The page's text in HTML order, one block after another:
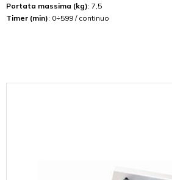
Portata massima (kg): 7,5
Timer (min): 0÷599 / continuo